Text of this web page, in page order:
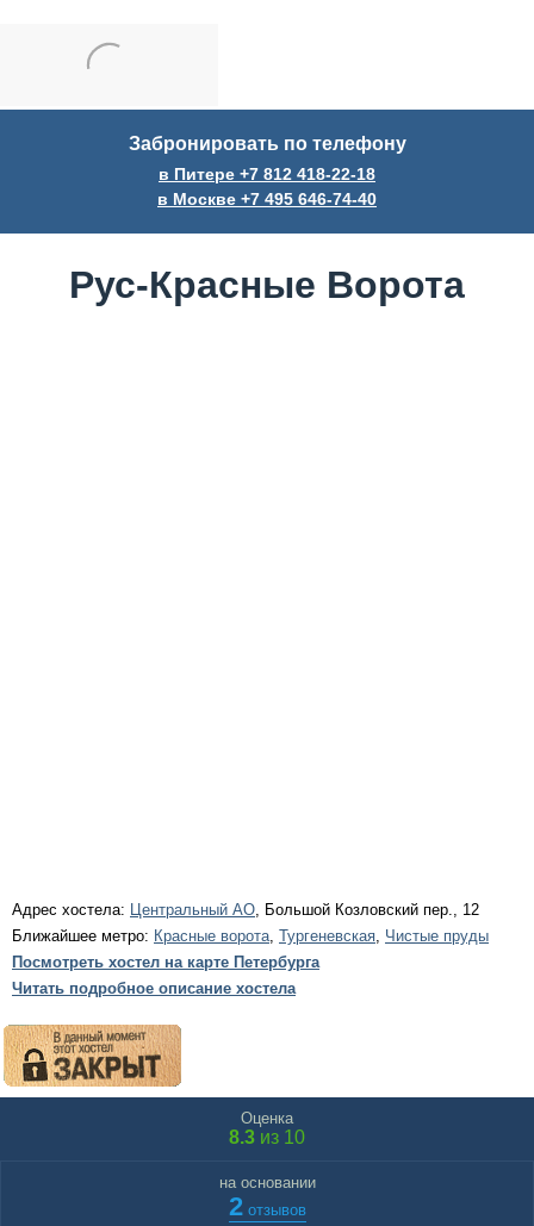
Забронировать по телефону
в Питере +7 812 418-22-18
в Москве +7 495 646-74-40
Рус-Красные Ворота
Адрес хостела: Центральный АО, Большой Козловский пер., 12
Ближайшее метро: Красные ворота, Тургеневская, Чистые пруды
Посмотреть хостел на карте Петербурга
Читать подробное описание хостела
Оценка
8.3 из 10
на основании
2отзывов